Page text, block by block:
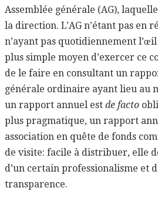
Assemblée générale (AG),
la direction. L’AG n’étant pas en
n’ayant pas quotidiennement
plus simple moyen d’exercer ce
de le faire en consultant un
générale ordinaire ayant lieu au
un rapport annuel est de facto
plus pragmatique, un rapport
association en quête de fonds
de visite: facile à distribuer, elle
d’un certain professionalisme et
transparence.